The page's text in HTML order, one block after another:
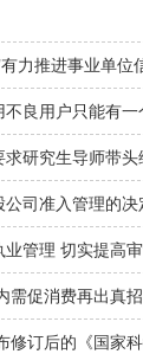
力推进事业单位
不良用户只能有
研究生导师带
公司准入管理的决
管理 切实提高
需促消费再出真
订后的《国家科